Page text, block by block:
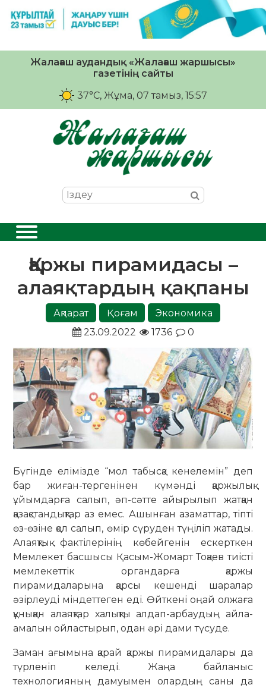
Жалағаш аудандық «Жалағаш жаршысы»
газетінің сайты
37°C, Жұма, 07 тамыз, 15:57
Қаржы пирамидасы –
алаяқтардың қақпаны
Ақпарат Қоғам
Экономика
23.09.2022
1736 0
Бүгінде елімізде “мол табысқа кенелемін” деп
бар жиған-тергенінен күмәнді қаржылық
ұйымдарға салып, әп-сәтте айырылып жатқан
қазақстандықтар аз емес. Ашынған азаматтар, тіпті
өз-өзіне қол салып, өмір сүруден түңіліп жатады.
Алаяқтық фактілерінің көбейгенін ескерткен
Мемлекет басшысы Қасым-Жомарт Тоқаев тиісті
мемлекеттік органдарға қаржы
пирамидаларына қарсы кешенді шаралар
әзірлеуді міндеттеген еді. Өйткені оңай олжаға
құныққан алаяқтар халықты алдап-арбаудың айла-
амалын ойластырып, одан әрі дами түсуде.
Заман ағымына қарай қаржы пира­мидалары да
түрленіп келеді. Жаңа бай­ланыс
технологияның дамуымен олардың саны да